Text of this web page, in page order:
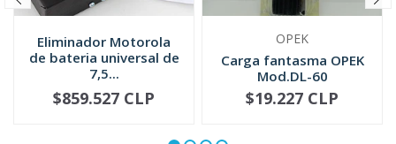
Eliminador Motorola
de bateria universal de
7,5...
+
$859.527 CLP
OPEK
Carga fantasma OPEK
Mod.DL-60
+
$19.227 CLP